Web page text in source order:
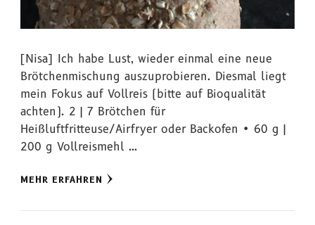
[Nisa] Ich habe Lust, wieder einmal eine neue
Brötchenmischung auszuprobieren. Diesmal liegt
mein Fokus auf Vollreis (bitte auf Bioqualität
achten). 2 | 7 Brötchen für
Heißluftfritteuse/Airfryer oder Backofen • 60 g |
200 g Vollreismehl …
MEHR ERFAHREN